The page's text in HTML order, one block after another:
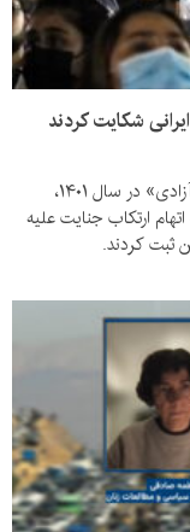
گروهی از قربانیان سرکوب اعتراضات «زن، زندگی، آزادی» در سال ۱۴۰۱،
به اتهام ارتکاب جنایت علیه
ثبت کردند.